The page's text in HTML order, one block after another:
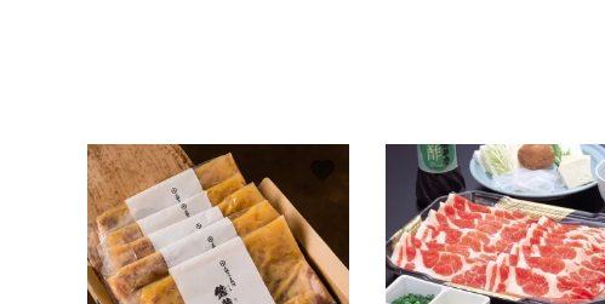
エリアから選ぶ
かごかご.jpとは？
お知らせ
favorite